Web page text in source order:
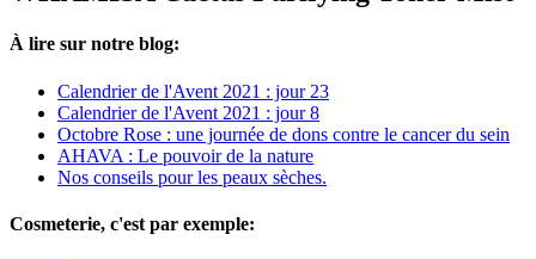
À lire sur notre blog:
Calendrier de l'Avent 2021 : jour 23
Calendrier de l'Avent 2021 : jour 8
Octobre Rose : une journée de dons contre le cancer du sein
AHAVA : Le pouvoir de la nature
Nos conseils pour les peaux sèches.
Cosmeterie, c'est par exemple: